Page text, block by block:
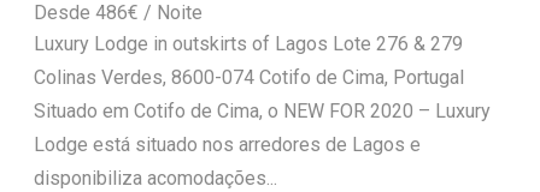
486€
Luxury Lodge in outskirts of Lagos Lote 276 & 279
Colinas Verdes, 8600-074 Cotifo de Cima, Portugal
Situado em Cotifo de Cima, o NEW FOR 2020 – Luxury
Lodge está situado nos arredores de Lagos e
disponibiliza acomodações...